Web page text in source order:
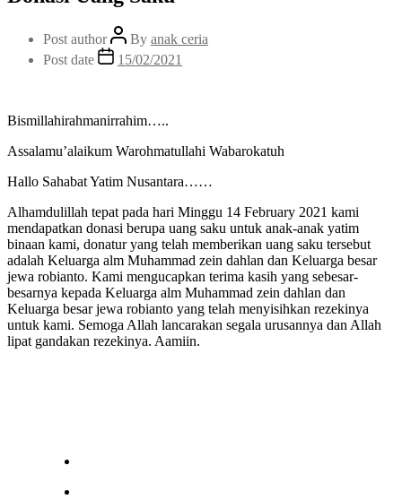
Post author By anak ceria
Post date
15/02/2021
Bismillahirahmanirrahim…..
Assalamu’alaikum Warohmatullahi Wabarokatuh
Hallo Sahabat Yatim Nusantara……
Alhamdulillah tepat pada hari Minggu 14 February 2021 kami
mendapatkan donasi berupa uang saku untuk anak-anak yatim
binaan kami, donatur yang telah memberikan uang saku tersebut
adalah Keluarga alm Muhammad zein dahlan dan Keluarga besar
jewa robianto. Kami mengucapkan terima kasih yang sebesar-
besarnya kepada Keluarga alm Muhammad zein dahlan dan
Keluarga besar jewa robianto yang telah menyisihkan rezekinya
untuk kami. Semoga Allah lancarakan segala urusannya dan Allah
lipat gandakan rezekinya. Aamiin.